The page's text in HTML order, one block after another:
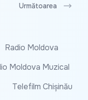
Următoarea
Radio Moldova
Moldova Muzical
Telefilm Chișinău